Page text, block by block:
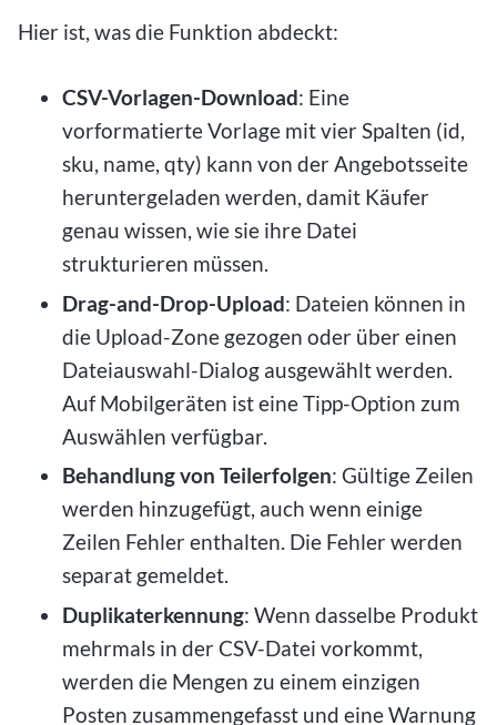
Hier ist, was die Funktion abdeckt:
CSV-Vorlagen-Download: Eine
vorformatierte Vorlage mit vier Spalten (id,
sku, name, qty) kann von der Angebotsseite
heruntergeladen werden, damit Käufer
genau wissen, wie sie ihre Datei
strukturieren müssen.
Drag-and-Drop-Upload: Dateien können in
die Upload-Zone gezogen oder über einen
Dateiauswahl-Dialog ausgewählt werden.
Auf Mobilgeräten ist eine Tipp-Option zum
Auswählen verfügbar.
Behandlung von Teilerfolgen: Gültige Zeilen
werden hinzugefügt, auch wenn einige
Zeilen Fehler enthalten. Die Fehler werden
separat gemeldet.
Duplikaterkennung: Wenn dasselbe Produkt
mehrmals in der CSV-Datei vorkommt,
werden die Mengen zu einem einzigen
Posten zusammengefasst und eine Warnung